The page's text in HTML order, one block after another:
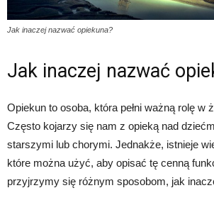
Jak inaczej nazwać opiekuna?
Jak inaczej nazwać
Opiekun to osoba, która pełni ważną rolę w
Często kojarzy się nam z opieką nad
starszymi lub chorymi. Jednakże, istnieje
które można użyć, aby opisać tę cenną
przyjrzymy się różnym sposobom, jak